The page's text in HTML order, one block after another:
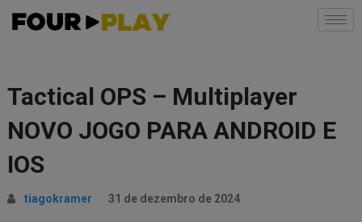
Tactical OPS – Multiplayer
NOVO JOGO PARA ANDROID E
IOS
tiagokramer 31 de dezembro de 2024